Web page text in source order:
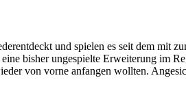
und spielen es seit dem mit
bisher ungespielte Erweiterung im
von vorne anfangen wollten.